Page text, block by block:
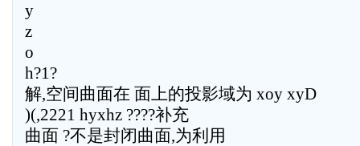
y
z
o
h?1?
解,空间曲面在 面上的投影域为 xoy xyD
)(,2221 hyxhz ????补充
曲面 ?不是封闭曲面,为利用